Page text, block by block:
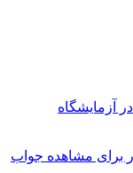
آزمایشگاه
برای مشاهده جواب